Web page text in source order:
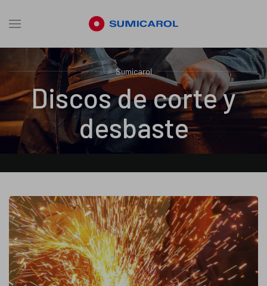
Sumicarol
Discos de corte y
desbaste